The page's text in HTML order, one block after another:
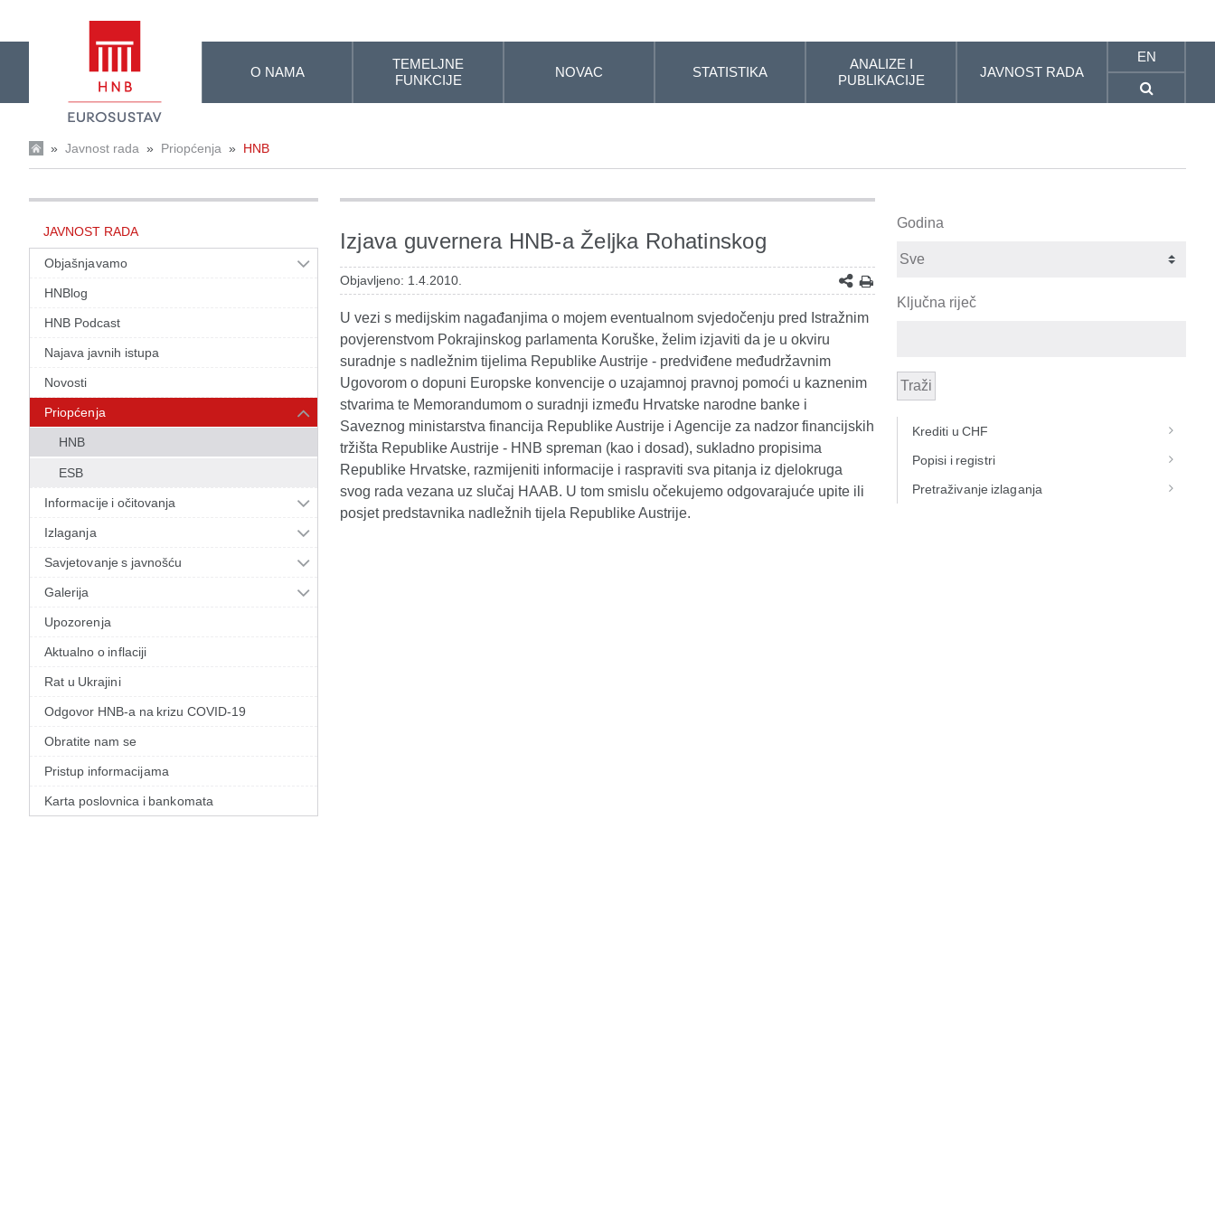
O NAMA
TEMELJNE
FUNKCIJE
NOVAC STATISTIKA
ANALIZE I
PUBLIKACIJE
JAVNOST RADA
EN
» Javnost rada » Priopćenja » HNB
JAVNOST RADA
Objašnjavamo
HNBlog
HNB Podcast
Najava javnih istupa
Novosti
Priopćenja
HNB
ESB
Informacije i očitovanja
Izlaganja
Savjetovanje s javnošću
Galerija
Upozorenja
Aktualno o inflaciji
Rat u Ukrajini
Odgovor HNB-a na krizu COVID-19
Obratite nam se
Pristup informacijama
Karta poslovnica i bankomata
Izjava guvernera HNB-a Željka Rohatinskog
Objavljeno: 1.4.2010.
U vezi s medijskim nagađanjima o mojem eventualnom svjedočenju pred Istražnim
povjerenstvom Pokrajinskog parlamenta Koruške, želim izjaviti da je u okviru
suradnje s nadležnim tijelima Republike Austrije - predviđene međudržavnim
Ugovorom o dopuni Europske konvencije o uzajamnoj pravnoj pomoći u kaznenim
stvarima te Memorandumom o suradnji između Hrvatske narodne banke i
Saveznog ministarstva financija Republike Austrije i Agencije za nadzor financijskih
tržišta Republike Austrije - HNB spreman (kao i dosad), sukladno propisima
Republike Hrvatske, razmijeniti informacije i raspraviti sva pitanja iz djelokruga
svog rada vezana uz slučaj HAAB. U tom smislu očekujemo odgovarajuće upite ili
posjet predstavnika nadležnih tijela Republike Austrije.
Godina
Ključna riječ
Traži
Krediti u CHF
Popisi i registri
Pretraživanje izlaganja